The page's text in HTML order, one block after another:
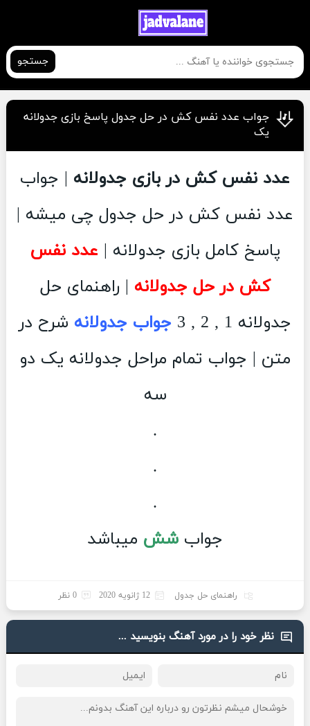
جستجو
جواب عدد نفس کش در حل جدول پاسخ بازی جدولانه
یک
عدد نفس کش در بازی جدولانه | جواب
عدد نفس کش در حل جدول چی میشه |
پاسخ کامل بازی جدولانه | عدد نفس
کش در حل جدولانه | راهنمای حل
جدولانه 1 , 2 , 3
جواب جدولانه شرح در
متن | جواب تمام مراحل جدولانه یک دو
سه
.
.
.
جواب شش میباشد
راهنمای حل جدول 12 ژانویه 2020 0 نظر
نظر خود را در مورد آهنگ بنویسید ...